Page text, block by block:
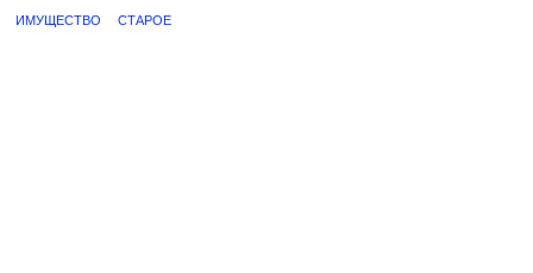
ИМУЩЕСТВО СТАРОЕ